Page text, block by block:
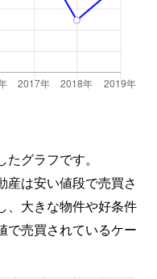
グラフです。
産は安い値段で売買さ
、大きな物件や好条件
で売買されているケー